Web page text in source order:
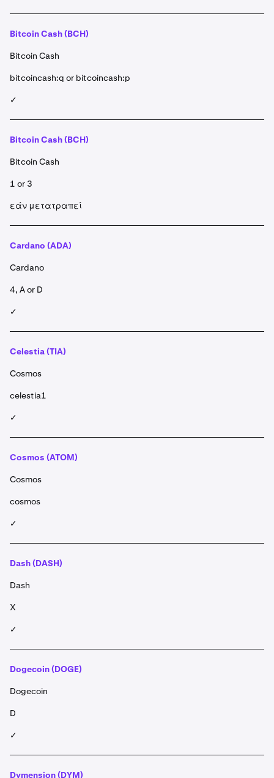
Bitcoin Cash (BCH)
Bitcoin Cash
bitcoincash:q or bitcoincash:p
✓
Bitcoin Cash (BCH)
Bitcoin Cash
1 or 3
εάν μετατραπεί
Cardano (ADA)
Cardano
4, A or D
✓
Celestia (TIA)
Cosmos
celestia1
✓
Cosmos (ATOM)
Cosmos
cosmos
✓
Dash (DASH)
Dash
X
✓
Dogecoin (DOGE)
Dogecoin
D
✓
Dymension (DYM)